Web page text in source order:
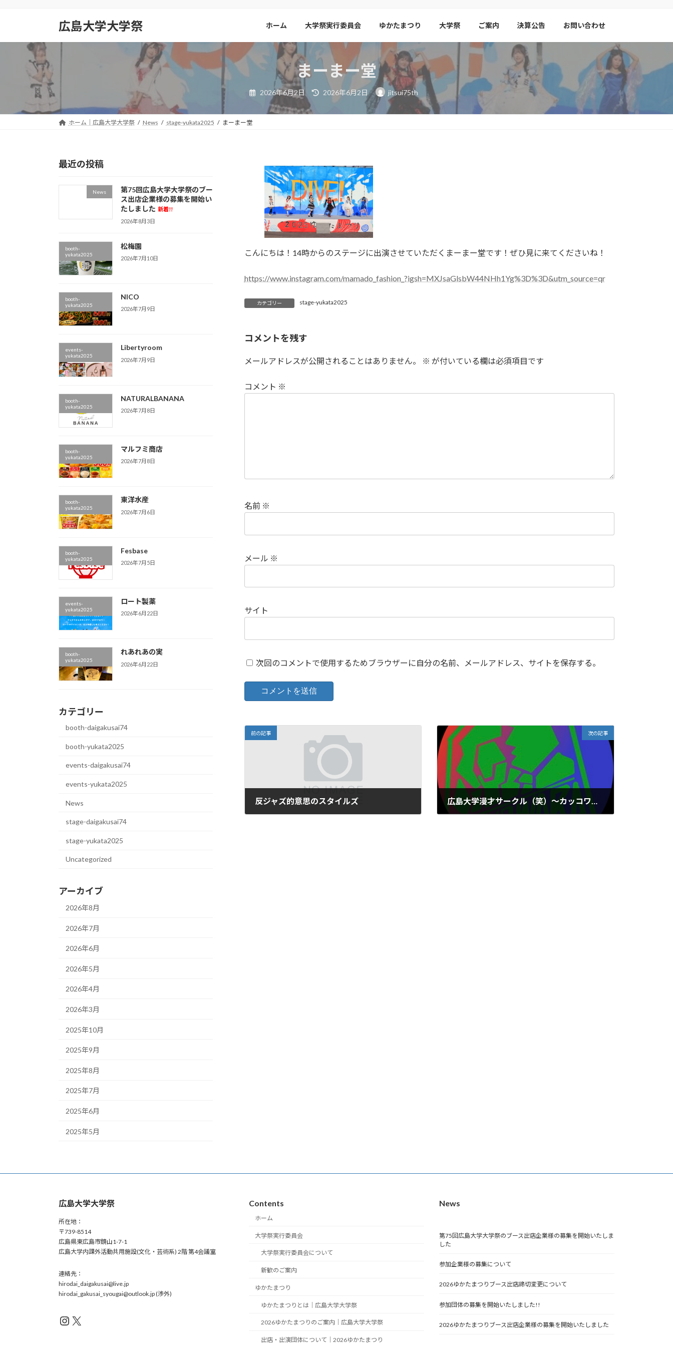
ン
プ
ー
動
広島大学大学祭 ホーム 大学祭実行委員会 ゆかたまつり 大学祭 ご案内 決算公告 お問い合わせ
まーまー堂
2026年6月2日
最
終
日
2026年6月2日 jitsui75th
ホーム｜広島大学大学祭 News stage-yukata2025 まーまー堂
こんにちは！14時からのステージに出演させていただくまーまー堂です！ぜひ見に来てくださいね！
https://www.instagram.com/mamado_fashion_?igsh=MXJsaGlsbW44NHh1Yg%3D%3D&utm_source=qr
カテゴリー stage-yukata2025
コメントを残す
メールアドレスが公開されることはありません。 ※ が付いている欄は必須項目です
コメント ※
名前 ※
メール ※
サイト
次回のコメントで使用するためブラウザーに自分の名前、メールアドレス、サイトを保存する。
前の記事
反ジャズ的意思のスタイルズ
次の記事
広島大学漫才サークル（笑）～カッコワラ～
最近の投稿
News
第75回広島大学大学祭のブー
ス出店企業様の募集を開始い
たしました 新着!!
2026年8月3日
booth-
yukata2025
松梅園
2026年7月10日
booth-
yukata2025
NICO
2026年7月9日
events-
yukata2025
Libertyroom
2026年7月9日
booth-
yukata2025
NATURALBANANA
2026年7月8日
booth-
yukata2025
マルフミ商店
2026年7月8日
booth-
yukata2025
東洋水産
2026年7月6日
booth-
yukata2025
Fesbase
2026年7月5日
events-
yukata2025
ロート製薬
2026年6月22日
booth-
yukata2025
れあれあの実
2026年6月22日
カテゴリー
booth-daigakusai74
booth-yukata2025
events-daigakusai74
events-yukata2025
News
stage-daigakusai74
stage-yukata2025
Uncategorized
アーカイブ
2026年8月
2026年7月
2026年6月
2026年5月
2026年4月
2026年3月
2025年10月
2025年9月
2025年8月
2025年7月
2025年6月
2025年5月
広島大学大学祭
所在地：
〒739-8514
広島県東広島市鏡山1-7-1
広島大学内課外活動共用施設(文化・芸術系) 2階 第4会議室
連絡先：
hirodai_daigakusai@live.jp
hirodai_gakusai_syougai@outlook.jp (渉外)
Instagram
X
Contents
ホーム
大学祭実行委員会
大学祭実行委員会について
新歓のご案内
ゆかたまつり
ゆかたまつりとは｜広島大学大学祭
2026ゆかたまつりのご案内｜広島大学大学祭
出店・出演団体について｜2026ゆかたまつり
News
第75回広島大学大学祭のブース出店企業様の募集を開始いたしま
した
参加企業様の募集について
2026ゆかたまつりブース出店締切変更について
参加団体の募集を開始いたしました!!
2026ゆかたまつりブース出店企業様の募集を開始いたしました